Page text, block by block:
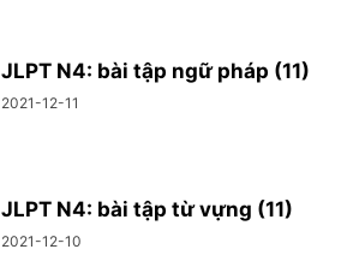
JLPT N4: bài tập ngữ pháp (11)
2021-12-11
JLPT N4: bài tập từ vựng (11)
2021-12-10